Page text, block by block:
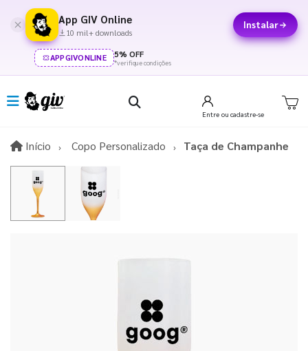
App GIV Online
10 mil+ downloads
Instalar
APPGIVONLINE 5% OFF
*verifique condições
Entre ou cadastre-se
Início InícioCopo Personalizado Taça de Champanhe